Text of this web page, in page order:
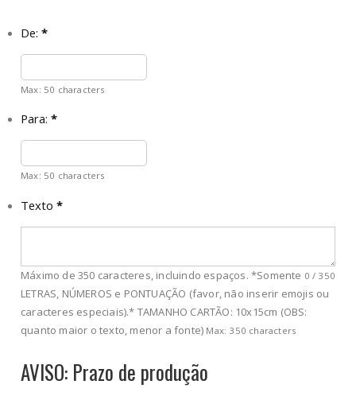
De: *
Max: 50 characters
Para: *
Max: 50 characters
Texto *
0 / 350
Máximo de 350 caracteres, incluindo espaços. *Somente
LETRAS, NÚMEROS e PONTUAÇÃO (favor, não inserir emojis ou
caracteres especiais).* TAMANHO CARTÃO: 10x15cm (OBS:
quanto maior o texto, menor a fonte) Max: 350 characters
AVISO: Prazo de produção